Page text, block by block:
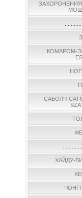
ЗАХОРОНЕНИЯ
КОМАРОМ-
САБОЛЧ-
ХАЙДУ-